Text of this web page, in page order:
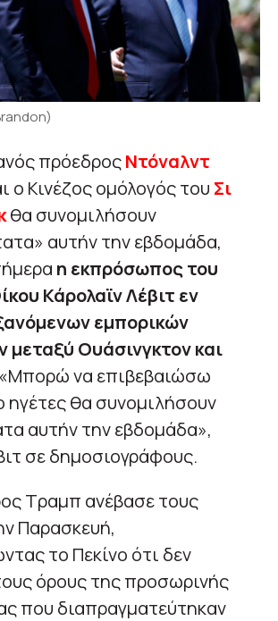
πρόεδροςΝτόναλντ
ο Κινέζος ομόλογός του Σι
θα συνομιλήσουν
αυτήν την εβδομάδα,
η εκπρόσωπος του
Κάρολαϊν Λέβιτ εν
εμπορικών
μεταξύ Ουάσινγκτον και
να επιβεβαιώσω
ηγέτες θα συνομιλήσουν
αυτήν την εβδομάδα»,
σε δημοσιογράφους.
Τραμπ ανέβασε τους
Παρασκευή,
το Πεκίνο ότι δεν
όρους της προσωρινής
που διαπραγματεύτηκαν